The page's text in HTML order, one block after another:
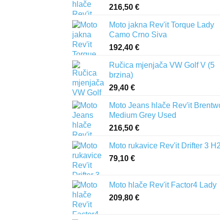
216,50 €
Moto jakna Rev'it Torque Lady
Camo Crno Siva
192,40 €
Ručica mjenjača VW Golf V (5
brzina)
29,40 €
Moto Jeans hlače Rev'it
Medium Grey Used
216,50 €
Moto rukavice Rev'it Drifter 3
79,10 €
Moto hlače Rev'it Factor4 Lady
209,80 €